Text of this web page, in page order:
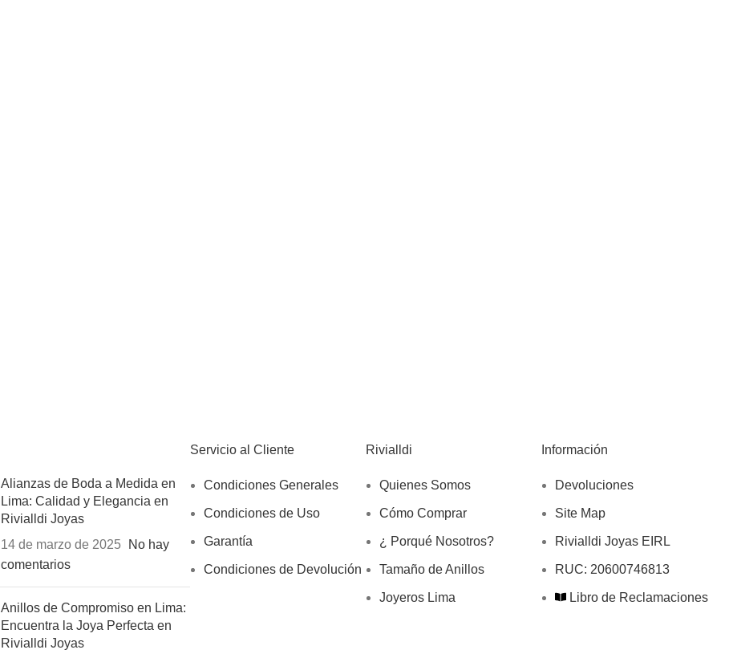
Alianzas de Boda a Medida en
Lima: Calidad y Elegancia en
Rivialldi Joyas
14 de marzo de 2025
No hay
comentarios
Anillos de Compromiso en Lima:
Encuentra la Joya Perfecta en
Rivialldi Joyas
Servicio al Cliente
Condiciones Generales
Condiciones de Uso
Garantía
Condiciones de Devolución
Rivialldi
Quienes Somos
Cómo Comprar
¿ Porqué Nosotros?
Tamaño de Anillos
Joyeros Lima
Información
Devoluciones
Site Map
Rivialldi Joyas EIRL
RUC: 20600746813
Libro de Reclamaciones